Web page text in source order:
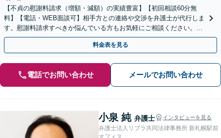
【不貞の慰謝料請求（増額・減額）の実績豊富】【初回相談60分無
料】【電話・WEB面談可】相手方との連絡や交渉を弁護士が代行しま
す。慰謝料請求すべきか悩んでいる方もお気軽にご相談ください。最
善の解決策を一緒に見つけましょう。
料金表を見る
電話でお問い合わせ メールでお問い合わせ
小泉 純 弁護士 インタビューを見る
弁護士法人リブラ共同法律事務所 新札幌駅前
オフィス